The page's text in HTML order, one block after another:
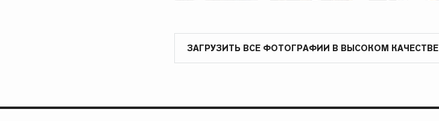
ЗАГРУЗИТЬ ВСЕ ФОТОГРАФИИ В ВЫСОКОМ КАЧЕСТВЕ